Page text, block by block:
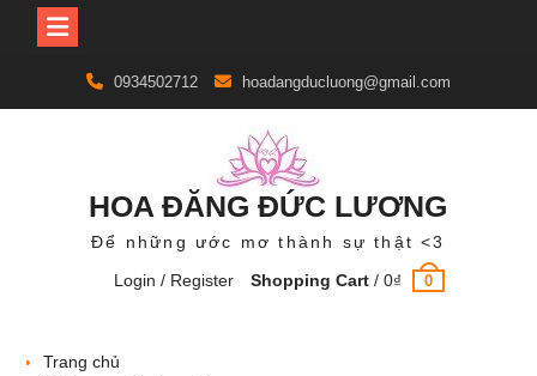
content
0934502712 hoadangducluong@gmail.com
HOA ĐĂNG ĐỨC LƯƠNG
Để những ước mơ thành sự thật <3
Login / Register
Shopping Cart /0₫ 0
Trang chủ